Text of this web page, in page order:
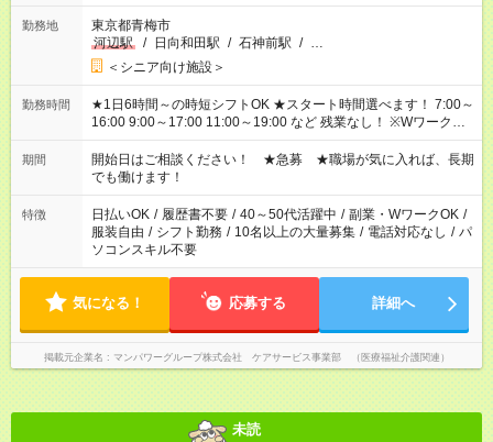
勤務地
東京都青梅市
河辺駅
/ 日向和田駅 / 石神前駅 / …
＜シニア向け施設＞
勤務時間
★1日6時間～の時短シフトOK ★スタート時間選べます！ 7:00～
16:00 9:00～17:00 11:00～19:00 など 残業なし！ ※Wワークの
場合、他のお仕事と合わせ週40時間超の就業はご案内できませ
ん ※法令に基づき、週20時間以上勤務は社会保険への加入対象
となります ※労働者派遣法（日雇い派遣の原則禁止）により、
短時間・短期間の就業はご案内が難しい場合があります
期間
開始日はご相談ください！ ★急募 ★職場が気に入れば、長期
でも働けます！
特徴 日払いOK / 履歴書不要 / 40～50代活躍中 / 副業・WワークOK /
服装自由 / シフト勤務 / 10名以上の大量募集 / 電話対応なし / パ
ソコンスキル不要
気になる！ 応募する 詳細へ
掲載元企業名 マンパワーグループ株式会社 ケアサービス事業部 （医療福祉介護関連）
未読